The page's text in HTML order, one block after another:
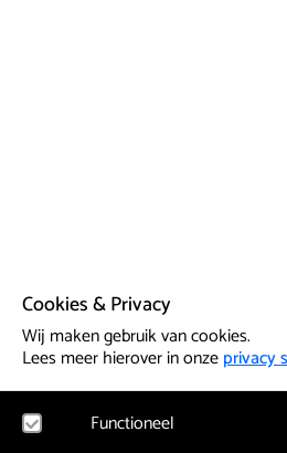
Cookies & Privacy
Wij maken gebruik van cookies.
Lees meer hierover in onzeprivacy
Functioneel